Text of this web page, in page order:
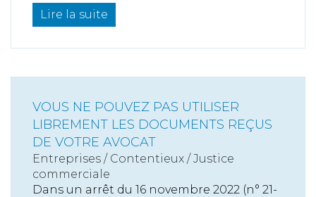
Lire la suite
VOUS NE POUVEZ PAS UTILISER
LIBREMENT LES DOCUMENTS REÇUS
DE VOTRE AVOCAT
Entreprises / Contentieux /Justice
commerciale
Dans un arrêt du 16 novembre 2022 (n° 21-